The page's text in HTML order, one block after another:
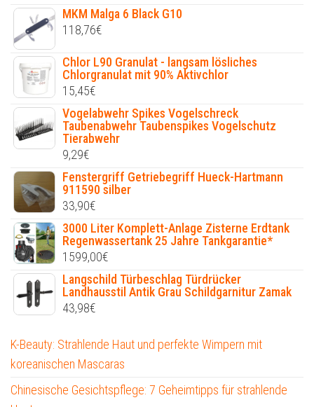
MKM Malga 6 Black G10
118,76€
Chlor L90 Granulat - langsam lösliches
Chlorgranulat mit 90% Aktivchlor
15,45€
Vogelabwehr Spikes Vogelschreck
Taubenabwehr Taubenspikes Vogelschutz
Tierabwehr
9,29€
Fenstergriff Getriebegriff Hueck-Hartmann
911590 silber
33,90€
3000 Liter Komplett-Anlage Zisterne Erdtank
Regenwassertank 25 Jahre Tankgarantie*
1599,00€
Langschild Türbeschlag Türdrücker
Landhausstil Antik Grau Schildgarnitur Zamak
43,98€
K-Beauty: Strahlende Haut und perfekte Wimpern mit
koreanischen Mascaras
Chinesische Gesichtspflege: 7 Geheimtipps für strahlende